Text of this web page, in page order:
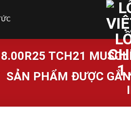
TCH21
SẢN PHẨM ĐƯỢC